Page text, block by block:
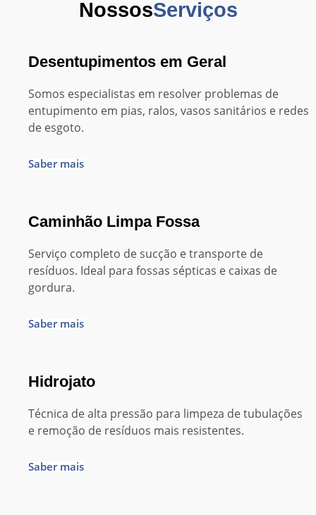
NossosServiços
Desentupimentos em Geral
Somos especialistas em resolver problemas de
entupimento em pias, ralos, vasos sanitários e redes
de esgoto.
Saber mais
Caminhão Limpa Fossa
Serviço completo de sucção e transporte de
resíduos. Ideal para fossas sépticas e caixas de
gordura.
Saber mais
Hidrojato
Técnica de alta pressão para limpeza de tubulações
e remoção de resíduos mais resistentes.
Saber mais